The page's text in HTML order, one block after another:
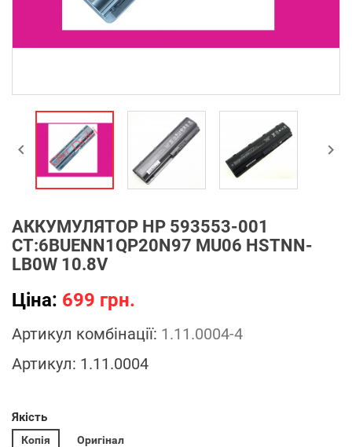
 
АККУМУЛЯТОР HP 593553-001
CT:6BUENN1QP20N97 MU06 HSTNN-
LB0W 10.8V
Ціна: 699 грн.
Артикул комбінації: 1.11.0004-4
Артикул: 1.11.0004
Якість
Копія Оригінал